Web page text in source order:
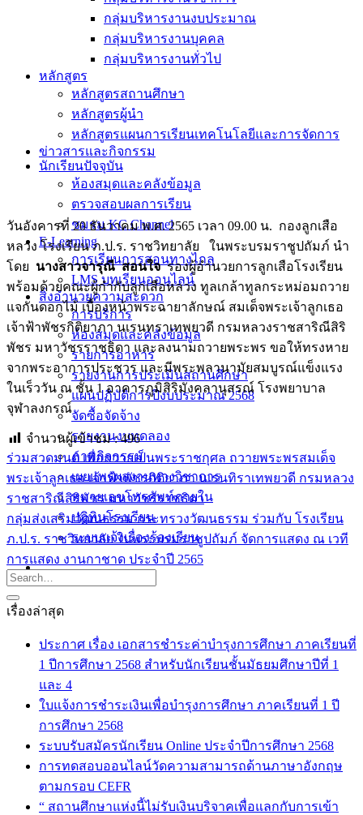
กลุ่มบริหารงานงบประมาณ
กลุ่มบริหารงานบุคคล
กลุ่มบริหารงานทั่วไป
หลักสูตร
หลักสูตรสถานศึกษา
หลักสูตรผู้นำ
หลักสูตรแผนการเรียนเทคโนโลยีและการจัดการ
ข่าวสารและกิจกรรม
นักเรียนปัจจุบัน
ห้องสมุดและคลังข้อมูล
ตรวจสอบผลการเรียน
ชมรม KC Channel
E-Learning
การเรียนการสอนทางไกล
LMS บทเรียนออนไลน์
สิ่งอำนวยความสะดวก
การบริการ
ห้องสมุดและคลังข้อมูล
รายการอาหาร
รายงานการประเมินสถานศึกษา
แผนปฏิบัติการปีงบประมาณ 2568
จัดซื้อจัดจ้าง
รายงานงบทดลอง
ภาพกิจกรรม
เผยแพร่ผลงานทางวิชาการ
หมายเลขโทรศัพท์ภายใน
ปฎิทินโรงเรียน
ระบบแจ้งเรื่องร้องเรียน
วันอังคารที่ 20 ธันวาคม พ.ศ. 2565 เวลา 09.00 น. กองลูกเสือ
หลวง โรงเรียน ภ.ป.ร. ราชวิทยาลัย ในพระบรมราชูปถัมภ์ นำ
โดย นางสาวจารุณี สอนใจรองผู้อำนวยการลูกเสือโรงเรียน
พร้อมด้วยคณะผู้กำกับลูกเสือหลวง ทูลเกล้าทูลกระหม่อมถวาย
แจกันดอกไม้ เบื้องหน้าพระฉายาลักษณ์ สมเด็จพระเจ้าลูกเธอ
เจ้าฟ้าพัชรกิติยาภา นเรนทราเทพยวดี กรมหลวงราชสาริณีสิริ
พัชร มหาวัชรราชธิดา และลงนามถวายพระพร ขอให้ทรงหาย
จากพระอาการประชวร และมีพระพลานามัยสมบูรณ์แข็งแรง
ในเร็ววัน ณ ชั้น 1 อาคารภูมิสิริมังคลานุสรณ์ โรงพยาบาล
จุฬาลงกรณ์
จำนวนผู้เข้าชม :496
ร่วมสวดมนต์ เพื่อถวายเป็นพระราชกุศล ถวายพระพรสมเด็จ
พระเจ้าลูกเธอ เจ้าฟ้าพัชรกิติยาภา นเรนทิราเทพยวดี กรมหลวง
ราชสาริณีสิริพัชร มหาวัชรราชธิดา
กลุ่มส่งเสริมวัฒนธรรม กระทรวงวัฒนธรรม ร่วมกับ โรงเรียน
ภ.ป.ร. ราชวิทยาลัย ในพระบรมราชูปถัมภ์ จัดการแสดง ณ เวที
การแสดง งานกาชาด ประจำปี 2565
เรื่องล่าสุด
ประกาศ เรื่อง เอกสารชำระค่าบำรุงการศึกษา ภาคเรียนที่
1 ปีการศึกษา 2568 สำหรับนักเรียนชั้นมัธยมศึกษาปีที่ 1
และ 4
ใบแจ้งการชำระเงินเพื่อบำรุงการศึกษา ภาคเรียนที่ 1 ปี
การศึกษา 2568
ระบบรับสมัครนักเรียน Online ประจำปีการศึกษา 2568
การทดสอบออนไลน์วัดความสามารถด้านภาษาอังกฤษ
ตามกรอบ CEFR
“ สถานศึกษาแห่งนี้ไม่รับเงินบริจาคเพื่อแลกกับการเข้า